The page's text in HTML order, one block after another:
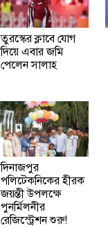
তুরস্কের ক্লাবে যোগ
দিয়ে এবার জমি
পেলেন সালাহ
দিনাজপুর
পলিটেকনিকের হীরক
জয়ন্তী উপলক্ষে
পুনর্মিলনীর
রেজিস্ট্রেশন শুরু!